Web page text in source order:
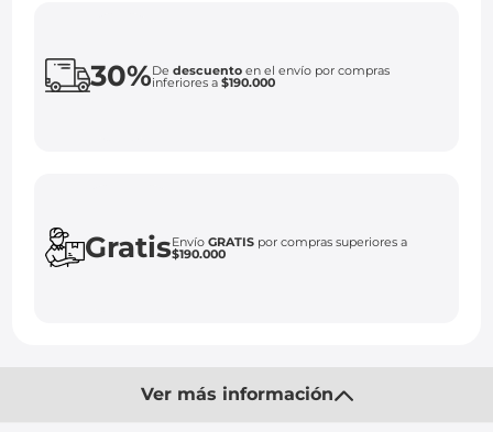
30%Dedescuento en el envío por compras
inferiores a$190.000
GratisEnvíoGRATIS por compras superiores a
$190.000
Ver más información